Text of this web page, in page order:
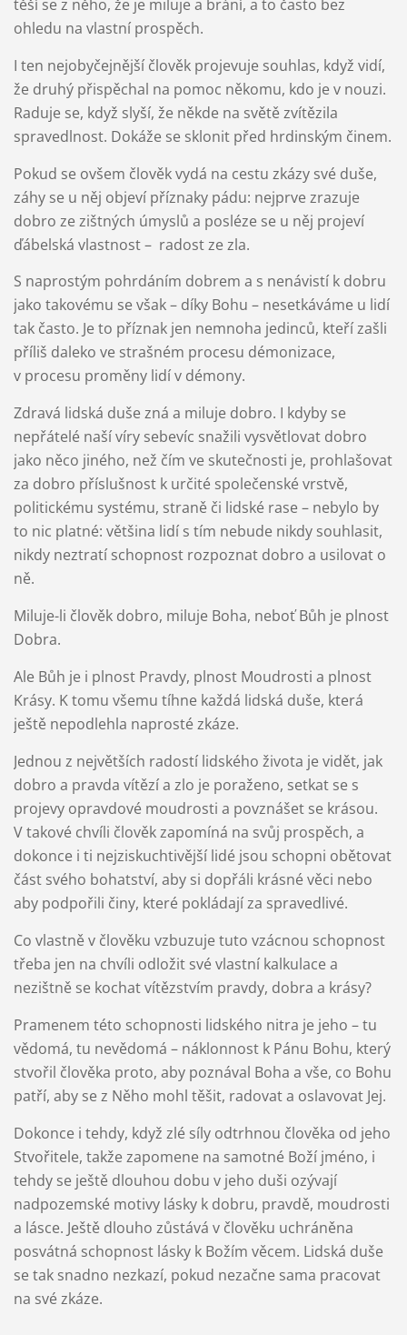
těší se z něho, že je miluje a brání, a to často bez
ohledu na vlastní prospěch.
I ten nejobyčejnější člověk projevuje souhlas, když vidí,
že druhý přispěchal na pomoc někomu, kdo je v nouzi.
Raduje se, když slyší, že někde na světě zvítězila
spravedlnost. Dokáže se sklonit před hrdinským činem.
Pokud se ovšem člověk vydá na cestu zkázy své duše,
záhy se u něj objeví příznaky pádu: nejprve zrazuje
dobro ze zištných úmyslů a posléze se u něj projeví
ďábelská vlastnost – radost ze zla.
S naprostým pohrdáním dobrem a s nenávistí k dobru
jako takovému se však – díky Bohu – nesetkáváme u lidí
tak často. Je to příznak jen nemnoha jedinců, kteří zašli
příliš daleko ve strašném procesu démonizace,
v procesu proměny lidí v démony.
Zdravá lidská duše zná a miluje dobro. I kdyby se
nepřátelé naší víry sebevíc snažili vysvětlovat dobro
jako něco jiného, než čím ve skutečnosti je, prohlašovat
za dobro příslušnost k určité společenské vrstvě,
politickému systému, straně či lidské rase – nebylo by
to nic platné: většina lidí s tím nebude nikdy souhlasit,
nikdy neztratí schopnost rozpoznat dobro a usilovat o
ně.
Miluje-li člověk dobro, miluje Boha, neboť Bůh je plnost
Dobra.
Ale Bůh je i plnost Pravdy, plnost Moudrosti a plnost
Krásy. K tomu všemu tíhne každá lidská duše, která
ještě nepodlehla naprosté zkáze.
Jednou z největších radostí lidského života je vidět, jak
dobro a pravda vítězí a zlo je poraženo, setkat se s
projevy opravdové moudrosti a povznášet se krásou.
V takové chvíli člověk zapomíná na svůj prospěch, a
dokonce i ti nejziskuchtivější lidé jsou schopni obětovat
část svého bohatství, aby si dopřáli krásné věci nebo
aby podpořili činy, které pokládají za spravedlivé.
Co vlastně v člověku vzbuzuje tuto vzácnou schopnost
třeba jen na chvíli odložit své vlastní kalkulace a
nezištně se kochat vítězstvím pravdy, dobra a krásy?
Pramenem této schopnosti lidského nitra je jeho – tu
vědomá, tu nevědomá – náklonnost k Pánu Bohu, který
stvořil člověka proto, aby poznával Boha a vše, co Bohu
patří, aby se z Něho mohl těšit, radovat a oslavovat Jej.
Dokonce i tehdy, když zlé síly odtrhnou člověka od jeho
Stvořitele, takže zapomene na samotné Boží jméno, i
tehdy se ještě dlouhou dobu v jeho duši ozývají
nadpozemské motivy lásky k dobru, pravdě, moudrosti
a lásce. Ještě dlouho zůstává v člověku uchráněna
posvátná schopnost lásky k Božím věcem. Lidská duše
se tak snadno nezkazí, pokud nezačne sama pracovat
na své zkáze.